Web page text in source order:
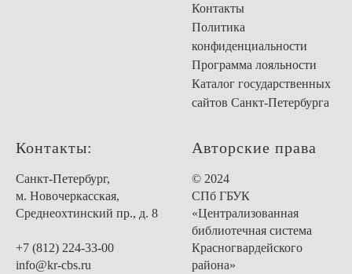
Контакты
Политика
конфиденциальности
Программа лояльности
Каталог государственных
сайтов Санкт-Петербурга
Контакты:
Санкт-Петербург,
м. Новочеркасская,
Среднеохтинский пр., д. 8
+7 (812) 224-33-00
info@kr-cbs.ru
Авторские права
© 2024
СПб ГБУК
«Централизованная
библиотечная система
Красногвардейского
района»